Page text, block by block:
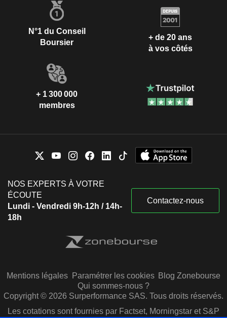
N°1 du Conseil
Boursier
+ de 20 ans
à vos côtés
+ 1 300 000
membres
NOS EXPERTS À VOTRE
ÉCOUTE
Lundi - Vendredi 9h-12h / 14h-
18h
Contactez-nous
Mentions légales Paramétrer les cookies Blog Zonebourse
Qui sommes-nous ?
Copyright © 2026 Surperformance SAS. Tous droits réservés.
Les cotations sont fournies par Factset, Morningstar et S&P